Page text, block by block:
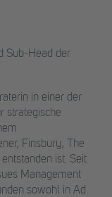
Sub-Head der
in einer der
strategische
Finsbury, The
ist. Seit
Management
sowohl in Ad